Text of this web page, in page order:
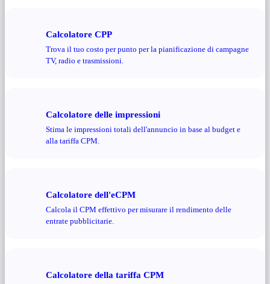
Calcolatore CPP
Trova il tuo costo per punto per la pianificazione di campagne
TV, radio e trasmissioni.
Calcolatore delle impressioni
Stima le impressioni totali dell'annuncio in base al budget e
alla tariffa CPM.
Calcolatore dell'eCPM
Calcola il CPM effettivo per misurare il rendimento delle
entrate pubblicitarie.
Calcolatore della tariffa CPM